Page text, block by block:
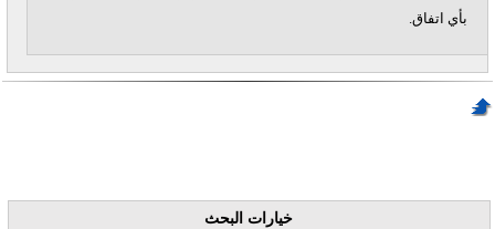
بأي اتفاق.
خيارات البحث